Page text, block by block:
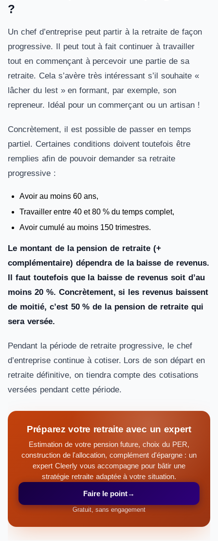
?
Un chef d’entreprise peut partir à la retraite de façon
progressive. Il peut tout à fait continuer à travailler
tout en commençant à percevoir une partie de sa
retraite. Cela s’avère très intéressant s’il souhaite «
lâcher du lest » en formant, par exemple, son
repreneur. Idéal pour un commerçant ou un artisan !
Concrètement, il est possible de passer en temps
partiel. Certaines conditions doivent toutefois être
remplies afin de pouvoir demander sa retraite
progressive :
Avoir au moins 60 ans,
Travailler entre 40 et 80 % du temps complet,
Avoir cumulé au moins 150 trimestres.
Le montant de la pension de retraite (+
complémentaire) dépendra de la baisse de revenus.
Il faut toutefois que la baisse de revenus soit d’au
moins 20 %. Concrètement, si les revenus baissent
de moitié, c’est 50 % de la pension de retraite qui
sera versée.
Pendant la période de retraite progressive, le chef
d’entreprise continue à cotiser. Lors de son départ en
retraite définitive, on tiendra compte des cotisations
versées pendant cette période.
Préparez votre retraite avec un expert
Estimation de votre pension future, choix du PER,
construction de l'allocation, complément d'épargne : un
expert Cleerly vous accompagne pour bâtir une
stratégie retraite adaptée à votre situation.
Faire le point→
Gratuit, sans engagement